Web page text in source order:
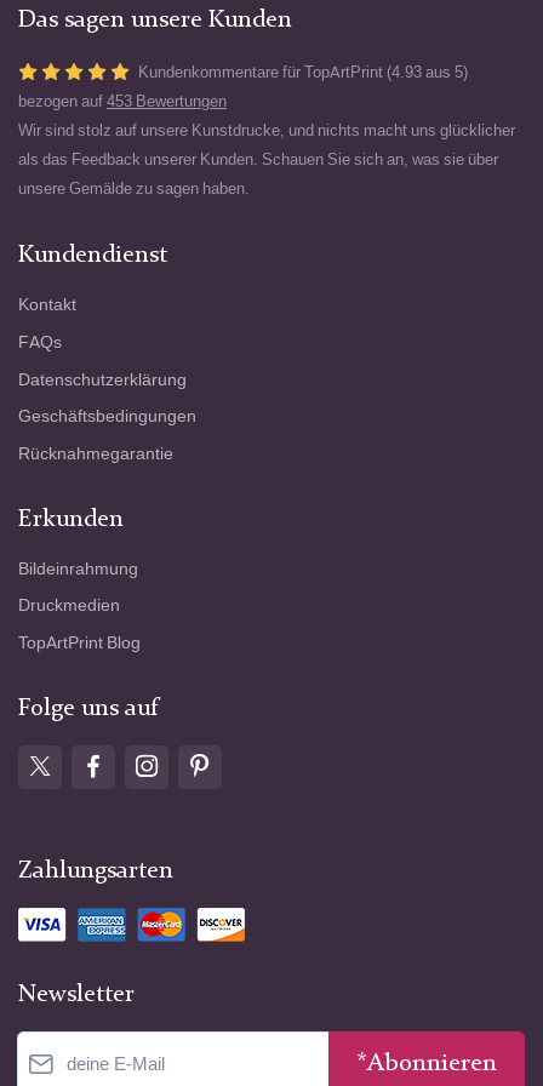
Das sagen unsere Kunden
Kundenkommentare für TopArtPrint (4.93 aus 5)
bezogen auf 453 Bewertungen
Wir sind stolz auf unsere Kunstdrucke, und nichts macht uns glücklicher
als das Feedback unserer Kunden. Schauen Sie sich an, was sie über
unsere Gemälde zu sagen haben.
Kundendienst
Kontakt
FAQs
Datenschutzerklärung
Geschäftsbedingungen
Rücknahmegarantie
Erkunden
Bildeinrahmung
Druckmedien
TopArtPrint Blog
Folge uns auf
Zahlungsarten
Newsletter
*Abonnieren